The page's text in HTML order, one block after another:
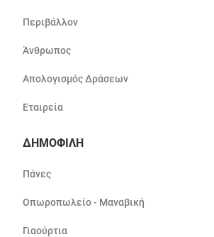
Περιβάλλον
Άνθρωπος
Απολογισμός Δράσεων
Εταιρεία
ΔΗΜΟΦΙΛΗ
Πάνες
Οπωροπωλείο - Μαναβική
Γιαούρτια